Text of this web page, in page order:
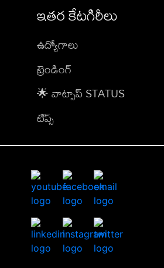
ఇతర కేటగిరీలు
ఉద్యోగాలు
ట్రెండింగ్
🌟 వాట్సాప్ STATUS
టిప్స్